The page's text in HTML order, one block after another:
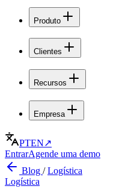
Produto
Clientes
Recursos
Empresa
PTEN↗
EntrarAgende uma demo
Blog /Logística
Logística